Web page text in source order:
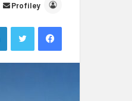
Profiley
ب
فيسبوك